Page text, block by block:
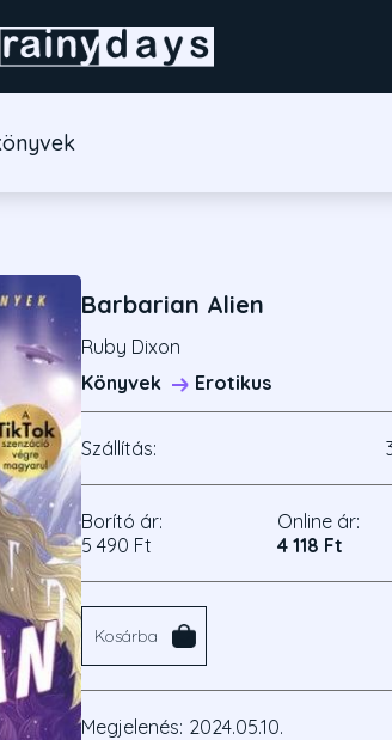
Barbarian Alien
Ruby Dixon
Könyvek
Erotikus
Szállítás:
Borító ár:
5 490 Ft
Online ár:
4 118 Ft
Kosárba
Megjelenés: 2024.05.10.